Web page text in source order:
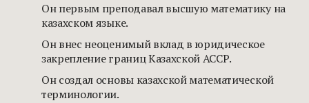
Он первым преподавал высшую математику на
казахском языке.
Он внес неоценимый вклад в юридическое
закрепление границ Казахской АССР.
Он создал основы казахской математической
терминологии.